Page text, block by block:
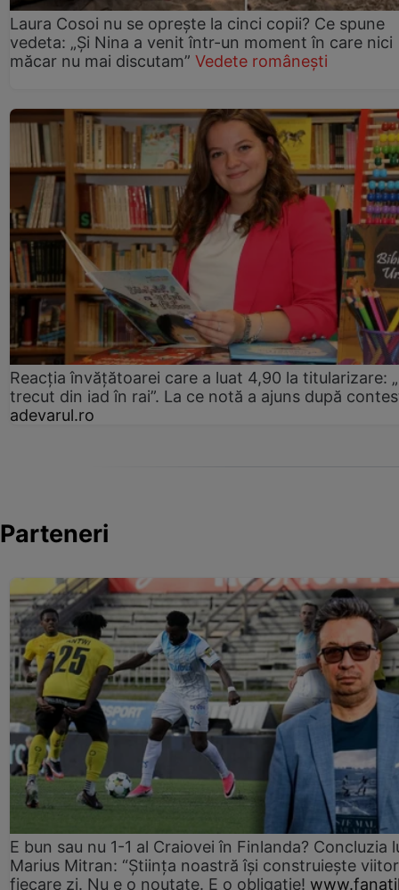
Laura Cosoi nu se oprește la cinci copii? Ce spune
vedeta: „Și Nina a venit într-un moment în care nici
măcar nu mai discutam” Vedete românești
Reacția învățătoarei care a luat 4,90 la titularizare:
trecut din iad în rai”. La ce notă a ajuns după
adevarul.ro
Parteneri
E bun sau nu 1-1 al Craiovei în Finlanda? Concluzia
Marius Mitran: “Știința noastră își construiește
fiecare zi. Nu e o noutate. E o obligație!